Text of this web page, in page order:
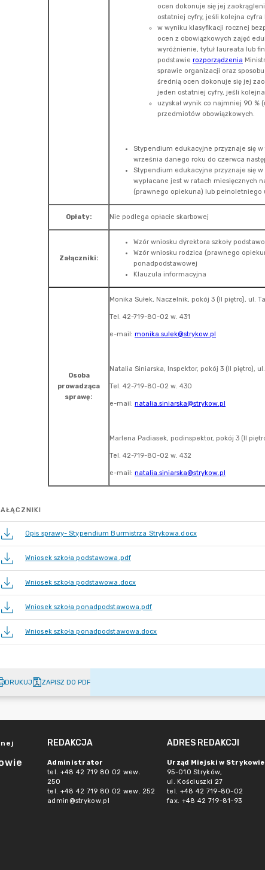
Opis sprawy- Stypendium Burmistrza Strykowa.docx
Wniosek szkoła podstawowa.pdf
Wniosek szkoła podstawowa.docx
Wniosek szkoła ponadpodstawowa.pdf
Wniosek szkoła ponadpodstawowa.docx
DRUKUJ ZAPISZ DO PDF
REDAKCJA
Administrator
tel. +48 42 719 80 02 wew.
250
tel. +48 42 719 80 02 wew. 252
admin@strykow.pl
ADRES REDAKCJI
Urząd Miejski w Strykowie
95-010 Stryków,
ul. Kościuszki 27
tel. +48 42 719-80-02
fax. +48 42 719-81-93